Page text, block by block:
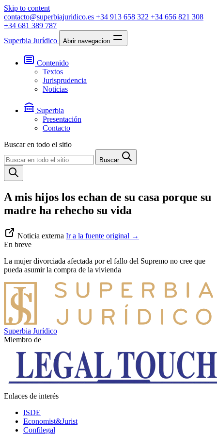
Skip to content
contacto@superbiajuridico.es +34 913 658 322 +34 656 821 308
+34 681 389 787
Superbia Jurídico
Abrir navegacion
Contenido
Textos
Jurisprudencia
Noticias
Superbia
Presentación
Contacto
Buscar en todo el sitio
Buscar
A mis hijos los echan de su casa porque su
madre ha rehecho su vida
Noticia externa Ir a la fuente original →
En breve
La mujer divorciada afectada por el fallo del Supremo no cree que
pueda asumir la compra de la vivienda
Superbia Jurídico
Miembro de
Enlaces de interés
ISDE
Economist&Jurist
Confilegal